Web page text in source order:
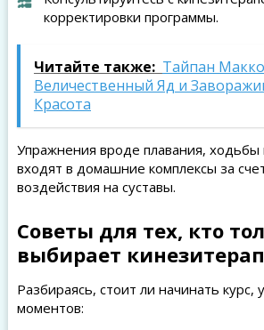
корректировки программы.
Читайте также: Тайпан
Величественный Яд и
Красота
Упражнения вроде плавания, ходьбы
входят в домашние комплексы за
воздействия на суставы.
Советы для тех, кто
выбирает
Разбираясь, стоит ли начинать курс,
моментов: